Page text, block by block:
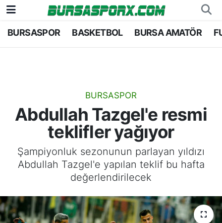
BURSASPOR BASKETBOL BURSA AMATÖR
BURSASPOR
Abdullah Tazgel'e resmi
teklifler yağıyor
Şampiyonluk sezonunun parlayan yıldızı
Abdullah Tazgel'e yapılan teklif bu hafta
değerlendirilecek
Bursaspor
Bursa Amatör
Hentbol
Voleybol
Bursa Nöbetçi Eczaneler
Bursa Trafik Yoğunluk Haritası
TFF 1.Lig Puan Durumu ve Fikstür
Tüm Manşetler
Haber Arşivi